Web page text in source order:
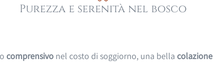
Purezza e serenità nel bosco
comprensivo nel costo di soggiorno, una bella colazione